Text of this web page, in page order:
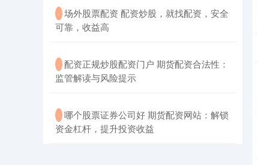
· ​场外股票配资 配资炒股，就找配资，安全
可靠，收益高
· ​配资正规炒股配资门户 期货配资合法性：
监管解读与风险提示
· ​哪个股票证券公司好 期货配资网站：解锁
资金杠杆，提升投资收益